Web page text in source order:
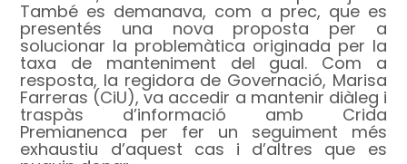
També es demanava, com a prec, que es
presentés una nova proposta per a
solucionar la problemàtica originada per la
taxa de manteniment del gual. Com a
resposta, la regidora de Governació, Marisa
Farreras (CiU), va accedir a mantenir diàleg i
traspàs d’informació amb Crida
Premianenca per fer un seguiment més
exhaustiu d’aquest cas i d’altres que es